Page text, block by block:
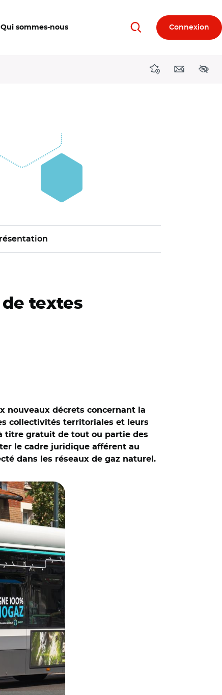
Qui sommes-nous RechercherConnexion
DirectionsContact
textes
nouveaux décrets concernant la
collectivités territoriales et leurs
titre gratuit de tout ou partie des
le cadre juridique afférent au
dans les réseaux de gaz naturel.